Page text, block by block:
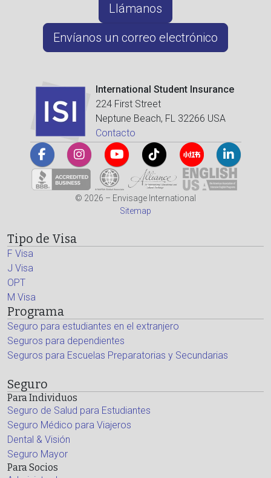
Llámanos
Envíanos un correo electrónico
International Student Insurance
224 First Street
Neptune Beach, FL 32266 USA
Contacto
© 2026 – Envisage International
Sitemap
Tipo de Visa
F Visa
J Visa
OPT
M Visa
Programa
Seguro para estudiantes en el extranjero
Seguros para dependientes
Seguros para Escuelas Preparatorias y Secundarias
Seguro
Para Individuos
Seguro de Salud para Estudiantes
Seguro Médico para Viajeros
Dental & Visión
Seguro Mayor
Para Socios